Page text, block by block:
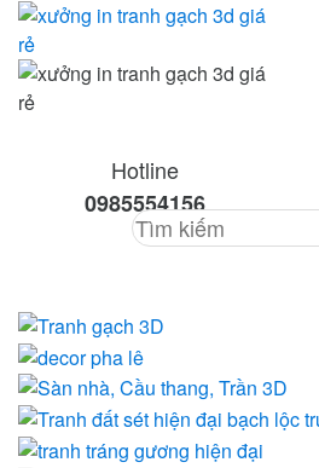
Hotline
0985554156